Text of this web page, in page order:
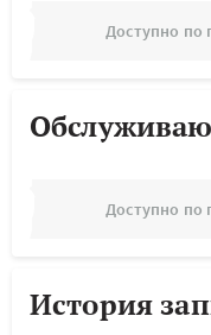
Доступно по
Доступно по
История